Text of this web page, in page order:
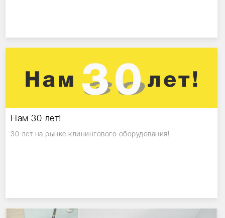
Нам 30 лет!
30 лет на рынке клинингового оборудования!